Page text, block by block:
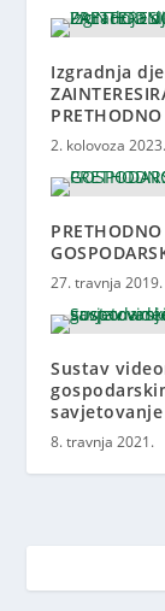
Izgradnja
PRETHODNO
2. kolovoza 2023.
27. travnja 2019.
Sustav
savjetovanje
8. travnja 2021.